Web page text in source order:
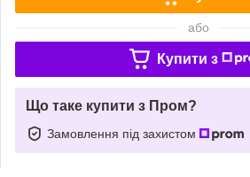
або
Купити з
Що таке купити з Пром?
Замовлення під захистом